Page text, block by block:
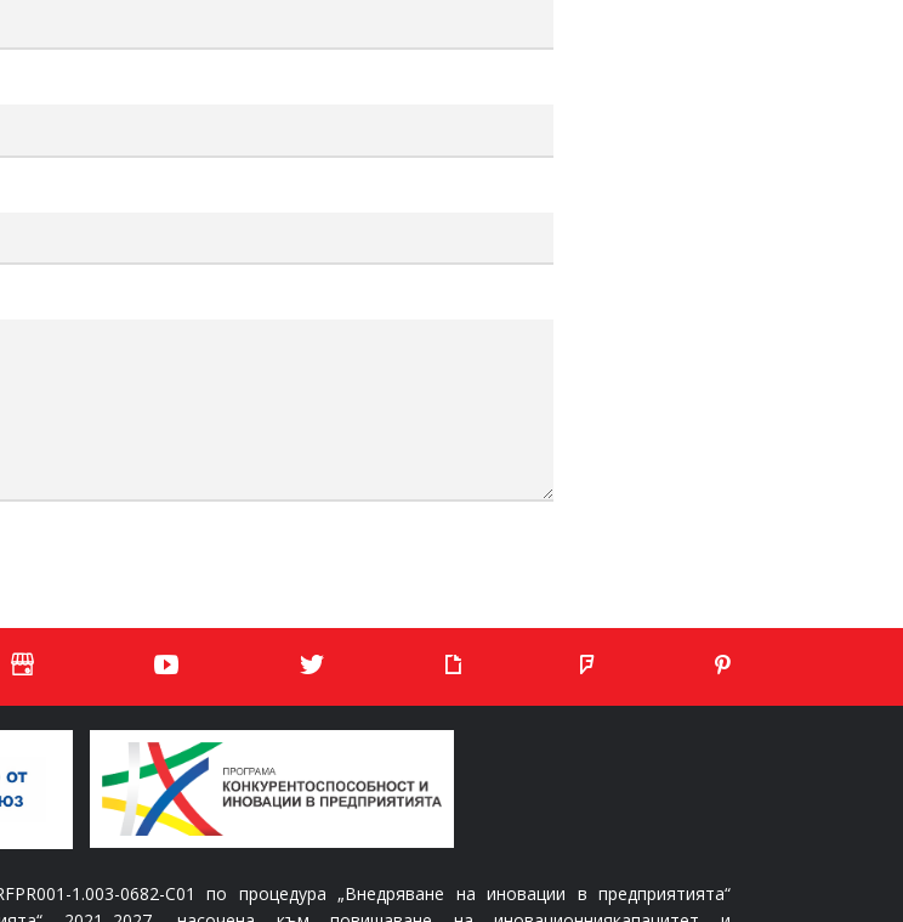
1.003-0682-C01 по процедура „Внедряване на иновации в предприятията“